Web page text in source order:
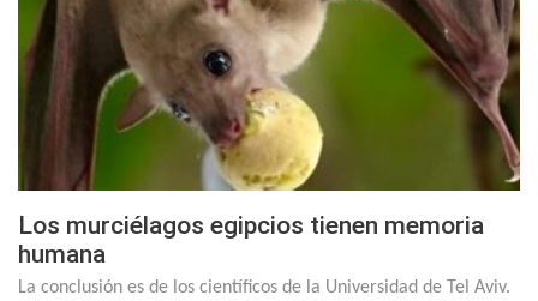
Los murciélagos egipcios tienen memoria
humana
La conclusión es de los científicos de la Universidad de Tel Aviv.